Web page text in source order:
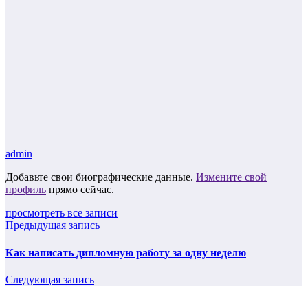
admin
Добавьте свои биографические данные. Измените свой
профиль прямо сейчас.
просмотреть все записи
Предыдущая запись
Как написать дипломную работу за одну неделю
Следующая запись